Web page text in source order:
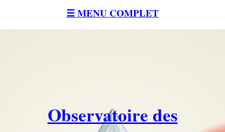
☰ MENU COMPLET
Observatoire des